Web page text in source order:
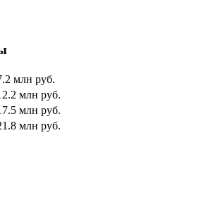
млн руб.
млн руб.
млн руб.
млн руб.